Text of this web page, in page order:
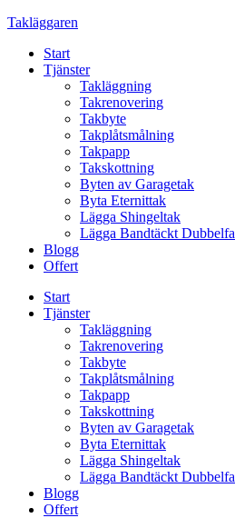
Skip
content
Takläggaren
Start
Tjänster
Takläggning
Takrenovering
Takbyte
Takplåtsmålning
Takpapp
Takskottning
Byten av Garagetak
Byta Eternittak
Lägga Shingeltak
Lägga Bandtäckt
Blogg
Offert
Start
Tjänster
Takläggning
Takrenovering
Takbyte
Takplåtsmålning
Takpapp
Takskottning
Byten av Garagetak
Byta Eternittak
Lägga Shingeltak
Lägga Bandtäckt
Blogg
Offert